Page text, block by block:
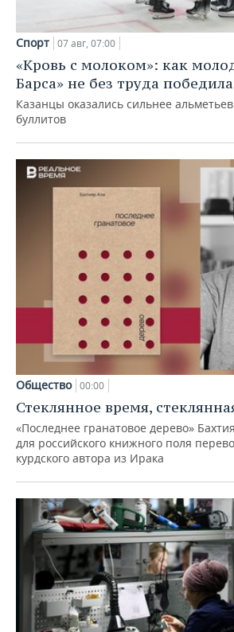
Спорт 07 авг, 07:00
«Кровь с молоком»: как
Барса» не без труда
Казанцы оказались сильнее
буллитов
Общество 00:00
Стеклянное время,
«Последнее гранатовое дерево»
для российского книжного поля
курдского автора из Ирака